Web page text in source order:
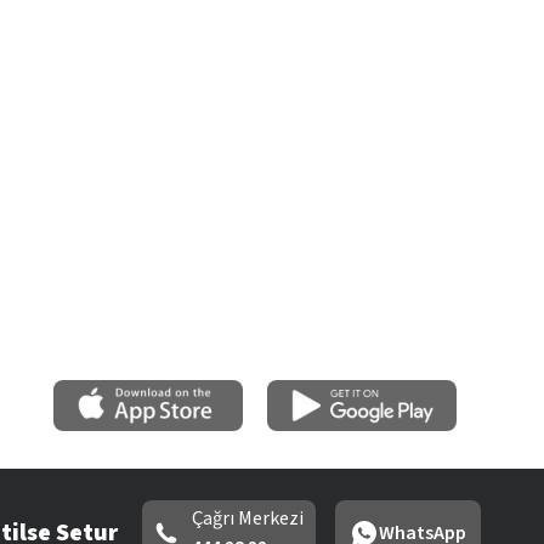
Setur
Çağrı Merkezi
WhatsApp